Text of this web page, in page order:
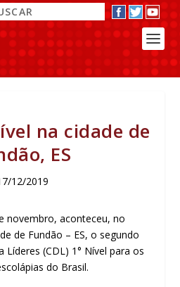
na cidade de
ES
12/2019
novembro, aconteceu, no
de Fundão – ES, o segundo
Líderes (CDL) 1° Nível para os
do Brasil.